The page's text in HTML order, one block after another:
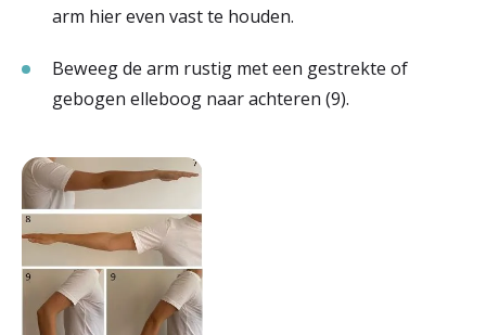
arm hier even vast te houden.
Beweeg de arm rustig met een gestrekte of
gebogen elleboog naar achteren (9).